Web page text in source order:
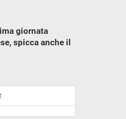
giornata
spicca anche il